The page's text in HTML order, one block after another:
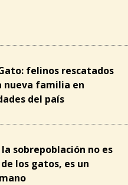
felinos rescatados
nueva familia en
del país
sobrepoblación no es
los gatos, es un